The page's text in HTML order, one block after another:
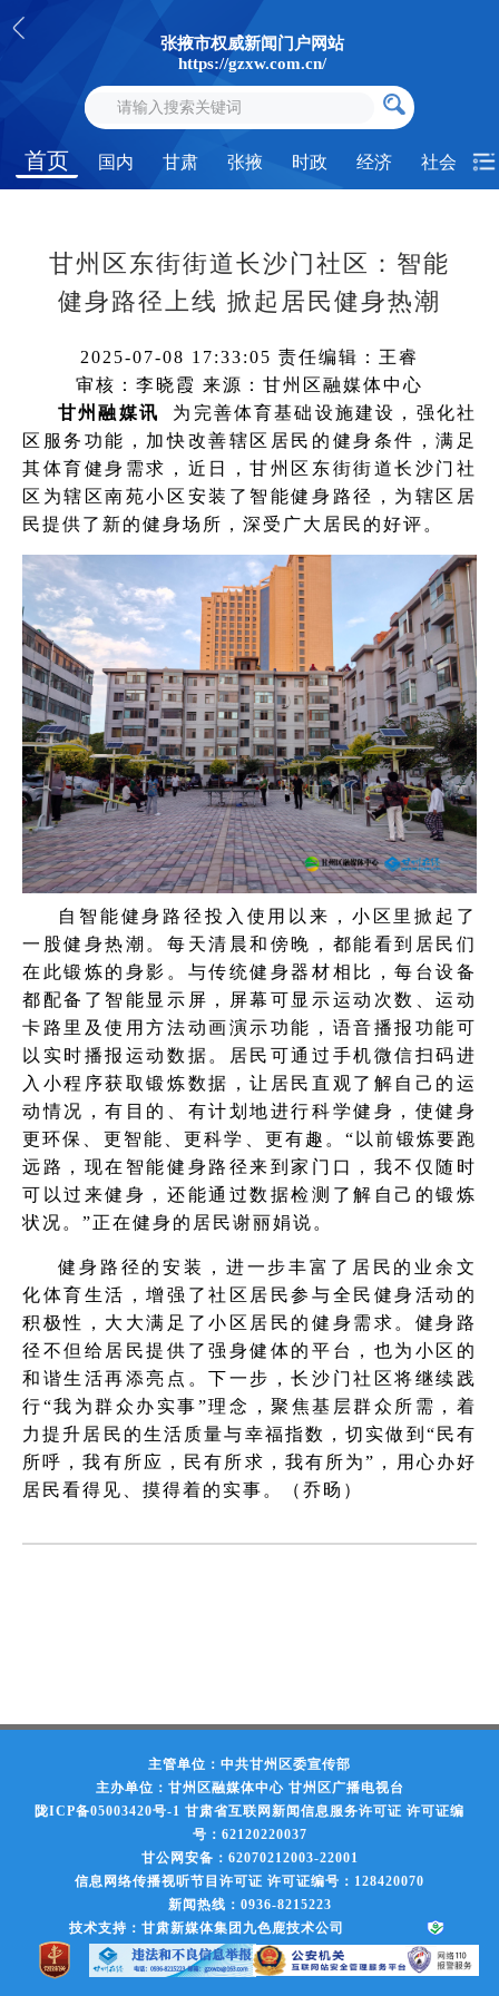
张掖市权威新闻门户网站
https://gzxw.com.cn/
首页 国内 甘肃 张掖 时政 经济 社会
甘州区东街街道长沙门社区：智能
健身路径上线 掀起居民健身热潮
2025-07-08 17:33:05 责任编辑：王睿
审核：李晓霞 来源：甘州区融媒体中心
甘州融媒讯 为完善体育基础设施建设，强化社
区服务功能，加快改善辖区居民的健身条件，满足
其体育健身需求，近日，甘州区东街街道长沙门社
区为辖区南苑小区安装了智能健身路径，为辖区居
民提供了新的健身场所，深受广大居民的好评。
自智能健身路径投入使用以来，小区里掀起了
一股健身热潮。每天清晨和傍晚，都能看到居民们
在此锻炼的身影。与传统健身器材相比，每台设备
都配备了智能显示屏，屏幕可显示运动次数、运动
卡路里及使用方法动画演示功能，语音播报功能可
以实时播报运动数据。居民可通过手机微信扫码进
入小程序获取锻炼数据，让居民直观了解自己的运
动情况，有目的、有计划地进行科学健身，使健身
更环保、更智能、更科学、更有趣。“以前锻炼要跑
远路，现在智能健身路径来到家门口，我不仅随时
可以过来健身，还能通过数据检测了解自己的锻炼
状况。”正在健身的居民谢丽娟说。
健身路径的安装，进一步丰富了居民的业余文
化体育生活，增强了社区居民参与全民健身活动的
积极性，大大满足了小区居民的健身需求。健身路
径不但给居民提供了强身健体的平台，也为小区的
和谐生活再添亮点。下一步，长沙门社区将继续践
行“我为群众办实事”理念，聚焦基层群众所需，着
力提升居民的生活质量与幸福指数，切实做到“民有
所呼，我有所应，民有所求，我有所为”，用心办好
居民看得见、摸得着的实事。（乔旸）
主管单位：中共甘州区委宣传部
主办单位：甘州区融媒体中心 甘州区广播电视台
陇ICP备05003420号-1 甘肃省互联网新闻信息服务许可证 许可证编
号：62120220037
甘公网安备：62070212003-22001
信息网络传播视听节目许可证 许可证编号：128420070
新闻热线：0936-8215223
技术支持：甘肃新媒体集团九色鹿技术公司